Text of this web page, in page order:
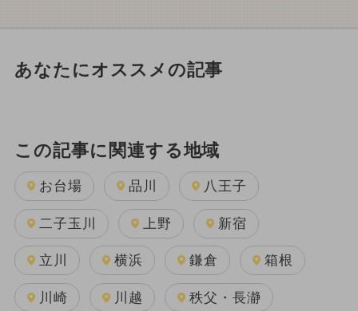
あなたにオススメの記事
この記事に関連する地域
お台場 品川 八王子
二子玉川 上野 新宿
立川 横浜 鎌倉 箱根
川崎 川越 秩父・長瀞